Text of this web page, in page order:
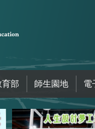
部 師生園地 電